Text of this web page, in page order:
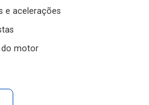
acelerações
motor